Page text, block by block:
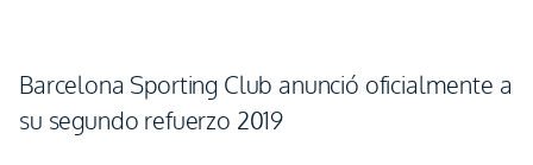
Barcelona Sporting Club anunció oficialmente a
su segundo refuerzo 2019